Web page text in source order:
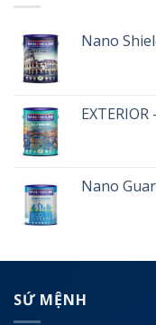
Nano
Nano
SỨ MỆNH